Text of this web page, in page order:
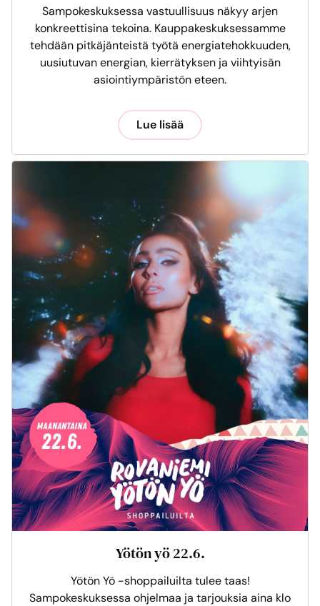
Sampokeskuksessa vastuullisuus näkyy arjen
konkreettisina tekoina. Kauppakeskuksessamme
tehdään pitkäjänteistä työtä energiatehokkuuden,
uusiutuvan energian, kierrätyksen ja viihtyisän
asiointiympäristön eteen.
Lue lisää
Yötön yö 22.6.
Yötön Yö -shoppailuilta tulee taas!
Sampokeskuksessa ohjelmaa ja tarjouksia aina klo